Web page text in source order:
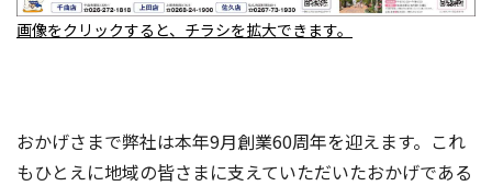
画像をクリックすると、チラシを拡大できます。
おかげさまで弊社は本年9月創業60周年を迎えます。これ
もひとえに地域の皆さまに支えていただいたおかげである